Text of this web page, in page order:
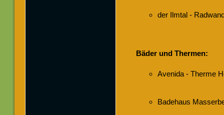
der Ilmtal -
Bäder und Thermen:
Avenida - Therme
Badehaus